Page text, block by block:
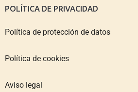
POLÍTICA DE PRIVACIDAD
Política de protección de datos
Política de cookies
Aviso legal